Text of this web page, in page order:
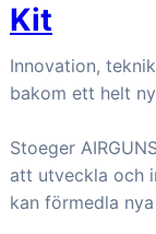
Kit
Innovation,
bakom ett helt
Stoeger
att utveckla och
kan förmedla